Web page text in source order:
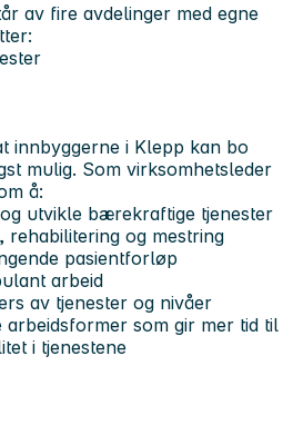
av fire avdelinger med egne
innbyggerne i Klepp kan bo
mulig. Som virksomhetsleder
å:
utvikle bærekraftige tjenester
rehabilitering og mestring
pasientforløp
arbeid
av tjenester og nivåer
som gir mer tid til
i tjenestene